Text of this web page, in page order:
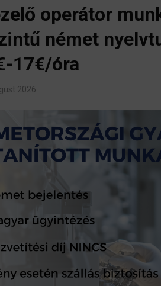
operátor
német
17€/óra
2026